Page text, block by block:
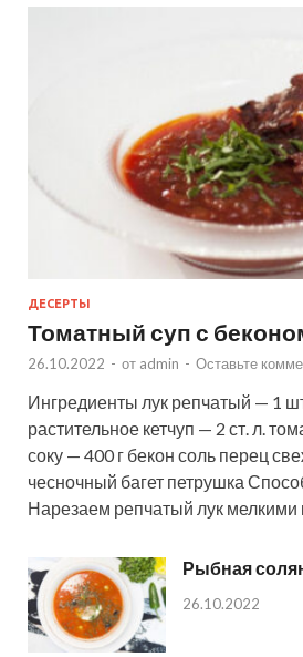
ДЕСЕРТЫ
Томатный суп с
26.10.2022 - от admin - Оставьте
Ингредиенты лук репчатый — 1
растительное кетчуп — 2 ст. л.
соку — 400 г бекон соль перец
чесночный багет петрушка
Нарезаем репчатый лук мелкими
Рыбная
26.10.2022